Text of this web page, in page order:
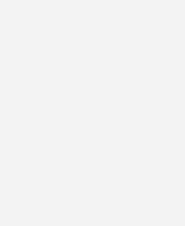
zu GEG-Reform und